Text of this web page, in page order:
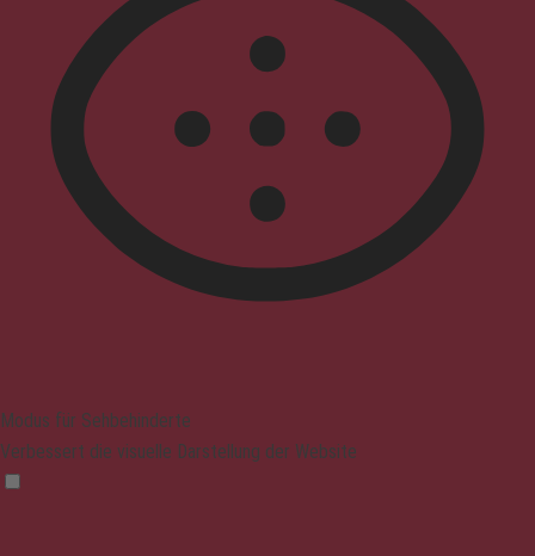
Modus für Sehbehinderte
Verbessert die visuelle Darstellung der Website